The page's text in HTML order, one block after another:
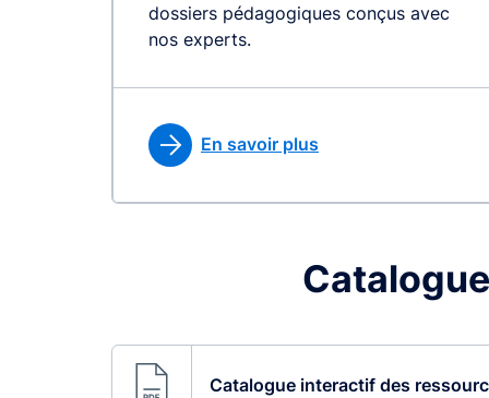
dossiers pédagogiques conçus avec
nos experts.
En savoir plus
Catalogue interactif des